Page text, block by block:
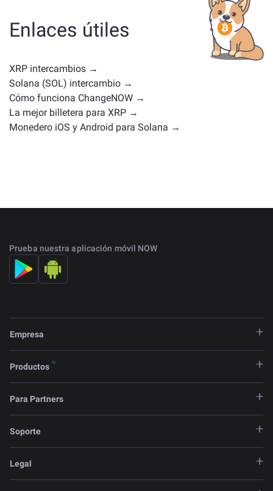
moneda de gobernanza u otro tipo. Las alternativas
comunes incluyen otras criptomonedas con casos de
uso o posiciones en el mercado similares. Consulta
todos los activos disponibles para intercambiar en la
página principal de intercambio
Enlaces útiles
XRP intercambios →
Solana (SOL) intercambio →
Cómo funciona ChangeNOW →
La mejor billetera para XRP →
Monedero iOS y Android para Solana →
Prueba nuestra aplicación móvil NOW
Empresa
Productos
Para Partners
Soporte
Legal